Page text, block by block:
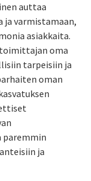
auttaa
varmistamaan,
asiakkaita.
toimittajan oma
tarpeisiin ja
oman
paremmin
ja